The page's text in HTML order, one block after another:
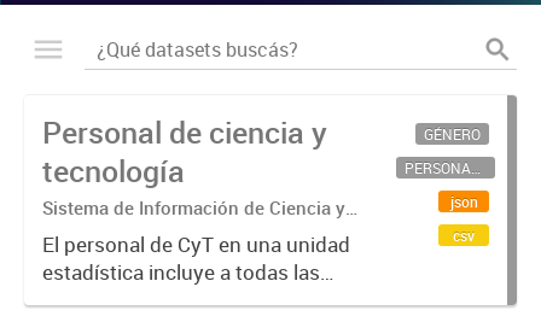
Personal de ciencia y
tecnología
Sistema de Información de Ciencia y
Tecnología Argentino (SICYTAR)
El personal de CyT en una unidad
estadística incluye a todas las
personas involucradas
GÉNERO
PERSONAL CIENTÍFICO-TECNOLÓGICO
json
csv